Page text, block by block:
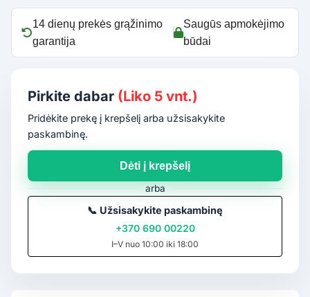
14 dienų prekės grąžinimo
garantija
Saugūs apmokėjimo
būdai
Pirkite dabar (Liko 5 vnt.)
Pridėkite prekę į krepšelį arba užsisakykite
paskambinę.
Dėti į krepšelį
arba
📞 Užsisakykite paskambinę
+370 690 00220
I–V nuo 10:00 iki 18:00